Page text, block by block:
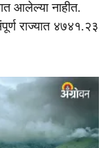
आलेल्या नाहीत.
राज्यात ४७४१.२३